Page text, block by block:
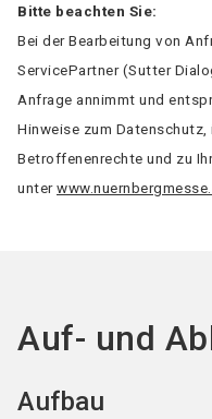
Bitte beachten Sie:
Bei der Bearbeitung von
ServicePartner (Sutter
Anfrage annimmt und
Hinweise zum
Betroffenenrechte und zu
unter
Auf- und
Aufbau